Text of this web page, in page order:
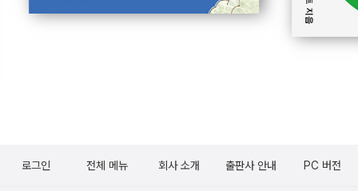
로그인 전체 메뉴 회사 소개 출판사 안내 PC 버전